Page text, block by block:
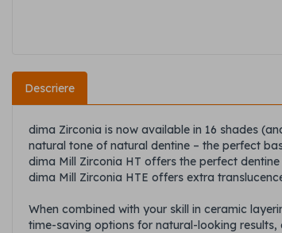
Descriere
dima Zirconia is now available in 16 shades
natural tone of natural dentine – the perfect
dima Mill Zirconia HT offers the perfect
dima Mill Zirconia HTE offers extra
When combined with your skill in ceramic
time-saving options for natural-looking